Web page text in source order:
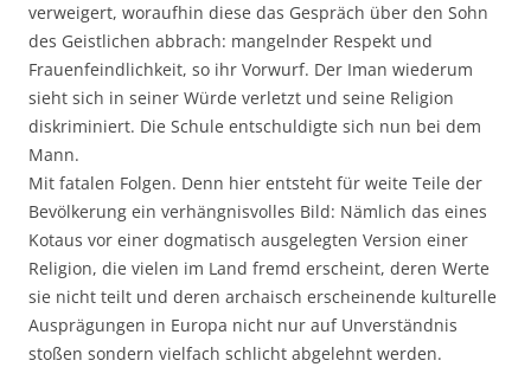
verweigert, woraufhin diese das Gespräch über den Sohn
des Geistlichen abbrach: mangelnder Respekt und
Frauenfeindlichkeit, so ihr Vorwurf. Der Iman wiederum
sieht sich in seiner Würde verletzt und seine Religion
diskriminiert. Die Schule entschuldigte sich nun bei dem
Mann.
Mit fatalen Folgen. Denn hier entsteht für weite Teile der
Bevölkerung ein verhängnisvolles Bild: Nämlich das eines
Kotaus vor einer dogmatisch ausgelegten Version einer
Religion, die vielen im Land fremd erscheint, deren Werte
sie nicht teilt und deren archaisch erscheinende kulturelle
Ausprägungen in Europa nicht nur auf Unverständnis
stoßen sondern vielfach schlicht abgelehnt werden.